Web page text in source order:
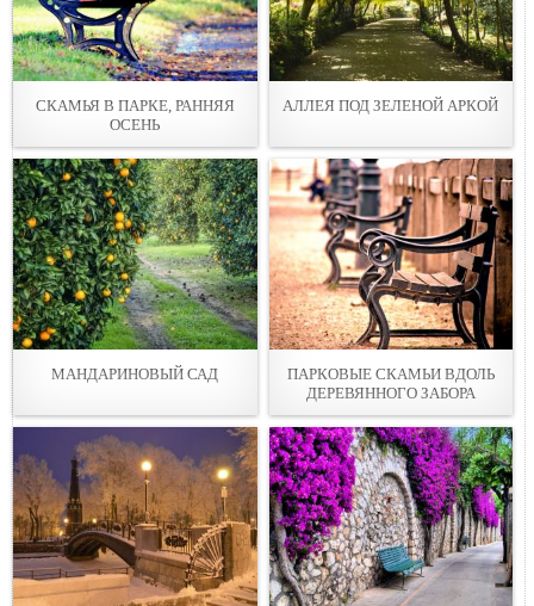
СКАМЬЯ В ПАРКЕ, РАННЯЯ
ОСЕНЬ
АЛЛЕЯ ПОД ЗЕЛЕНОЙ АРКОЙ
МАНДАРИНОВЫЙ САД
ПАРКОВЫЕ СКАМЬИ ВДОЛЬ
ДЕРЕВЯННОГО ЗАБОРА